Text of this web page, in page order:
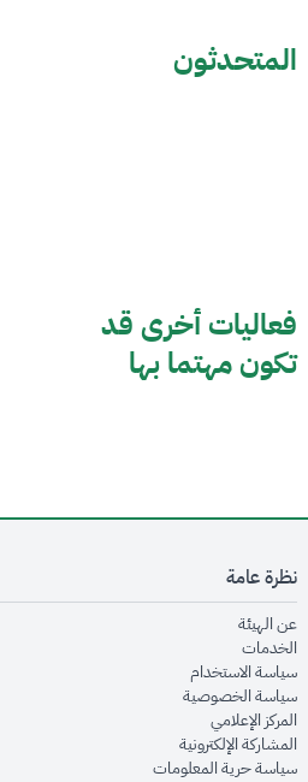
المتحدثون
فعاليات أخرى قد
تكون مهتما بها
نظرة عامة
عن الهيئةopens in new window
الخدماتopens in new window
سياسة الاستخدام
سياسة الخصوصيةopens in new window
المركز الإعلاميopens in new window
المشاركة الإلكترونيةopens in new window
سياسة حرية المعلوماتopens in new window